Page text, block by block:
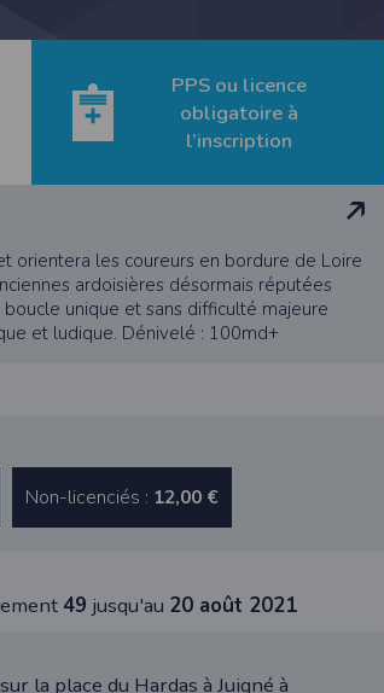
PPS ou licence
obligatoire à
l’inscription
orientera les coureurs en bordure de Loire
ardoisières désormais réputées
unique et sans difficulté majeure
et ludique. Dénivelé : 100md+
Non-licenciés : 12,00 €
49 jusqu'au 20 août 2021
la place du Hardas à Juigné à
les informations de localisation lorsque vous
de votre appareil lorsque vous
moment en ajustant les paramètres de votre
que vous partagez.
pas d'informations de vos contacts.
permissions if the user is interested in
the app, so no information about your credit or